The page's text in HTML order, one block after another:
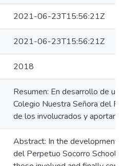
2021-06-23T15:56:21Z
2021-06-23T15:56:21Z
2018
Resumen: En desarrollo de
Colegio Nuestra Señora del
de los involucrados y aportar
Abstract: In the development
del Perpetuo Socorro School,